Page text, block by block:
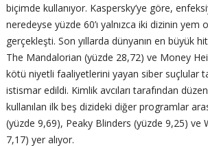
biçimde kullanıyor. Kaspersky’ye göre,
neredeyse yüzde 60’ı yalnızca iki dizinin yem
gerçekleşti. Son yıllarda dünyanın en büyük
The Mandalorian (yüzde 28,72) ve Money
kötü niyetli faaliyetlerini yayan siber suçlular
istismar edildi. Kimlik avcıları tarafından
kullanılan ilk beş dizideki diğer programlar
(yüzde 9,69), Peaky Blinders (yüzde 9,25) ve
7,17) yer alıyor.